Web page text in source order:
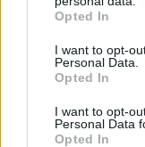
Opted In
I want to opt-
Personal Data.
Opted In
I want to opt-
Personal Data
Opted In
upadku. W
zagrzewać do
sprawę, że nie
żołnierzy,
słuszne
postawione